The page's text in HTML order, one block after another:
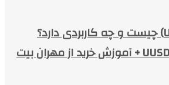
یوتوپیا (Utopia) چیست و چه کاربردی دارد؟